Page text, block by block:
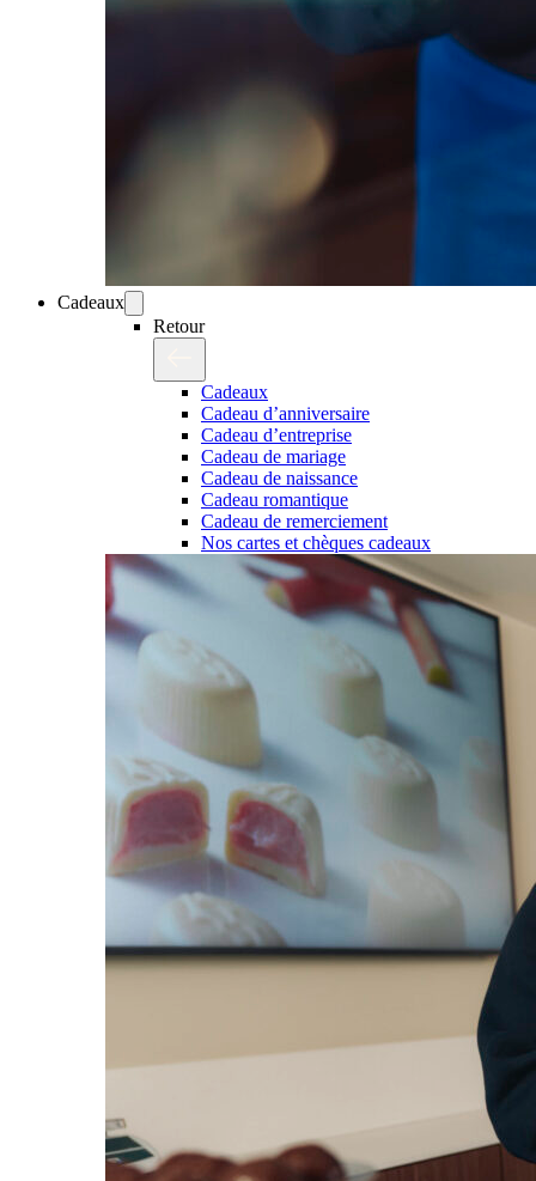
Cadeaux
Retour
Cadeaux
Cadeau d’anniversaire
Cadeau d’entreprise
Cadeau de mariage
Cadeau de naissance
Cadeau romantique
Cadeau de remerciement
Nos cartes et chèques cadeaux